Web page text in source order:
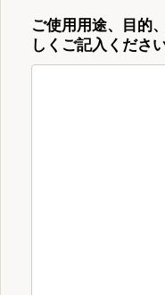
ご使用用途、目的
しくご記入ください